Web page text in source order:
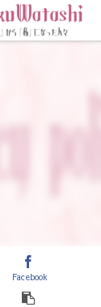
Facebook